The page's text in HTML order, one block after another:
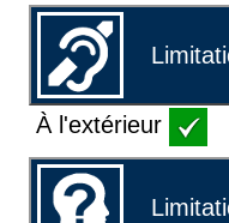
À l'extérieur